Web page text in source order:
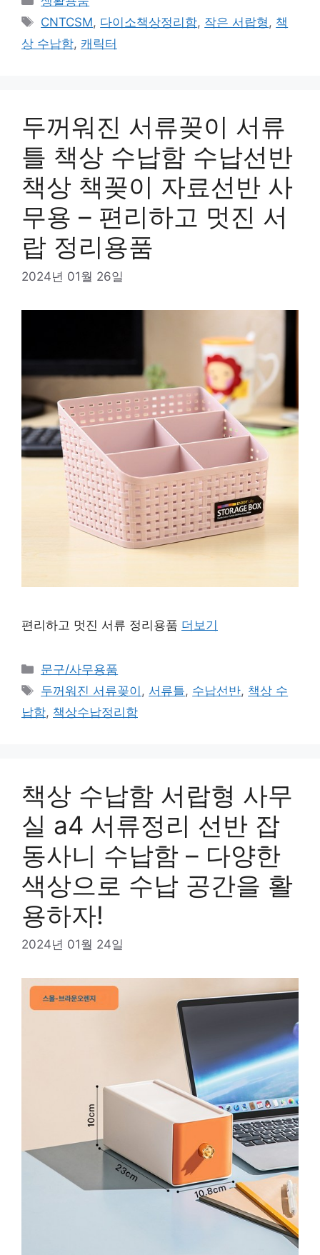
테
리
태
그
CNTCSM, 다이소책상정리함, 작은 서랍형, 책
상 수납함, 캐릭터
두꺼워진 서류꽂이 서류
틀 책상 수납함 수납선반
책상 책꽂이 자료선반 사
무용 – 편리하고 멋진 서
랍 정리용품
2024년 01월 26일
편리하고 멋진 서류 정리용품 더보기
카
테
고
리
문구/사무용품
태
그
두꺼워진 서류꽂이 , 서류틀, 수납선반, 책상 수
납함, 책상수납정리함
책상 수납함 서랍형 사무
실 a4 서류정리 선반 잡
동사니 수납함 – 다양한
색상으로 수납 공간을 활
용하자!
2024년 01월 24일